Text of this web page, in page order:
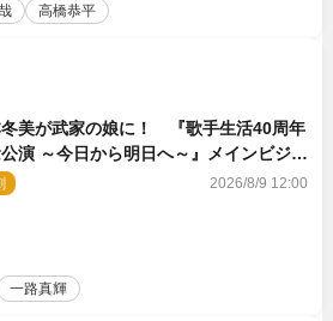
高橋恭平
美が武家の娘に！ 『歌手生活40周年
演 ～今日から明日へ～』メインビジュ
開
2026/8/9 12:00
一路真輝